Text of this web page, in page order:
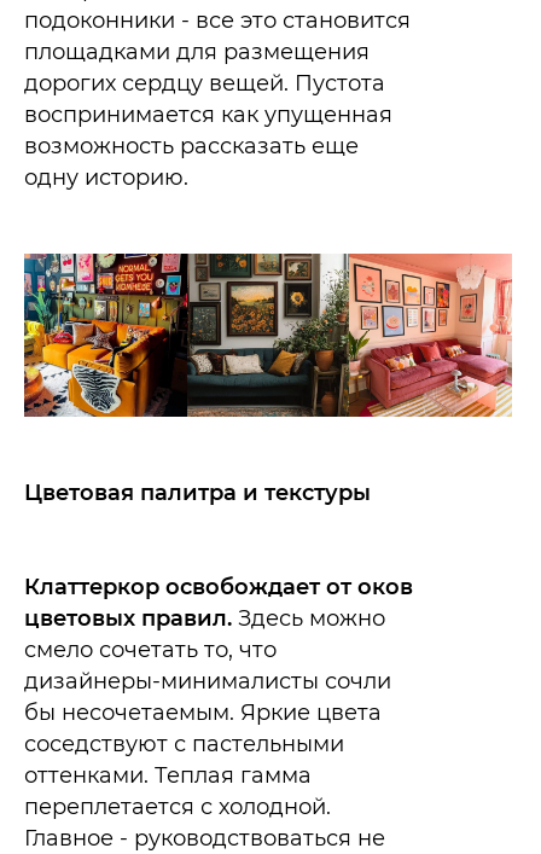
подоконники - все это становится
площадками для размещения
дорогих сердцу вещей. Пустота
воспринимается как упущенная
возможность рассказать еще
одну историю.​
Цветовая палитра и текстуры
Клаттеркор освобождает от оков
цветовых правил. Здесь можно
смело сочетать то, что
дизайнеры-минималисты сочли
бы несочетаемым. Яркие цвета
соседствуют с пастельными
оттенками. Теплая гамма
переплетается с холодной.
Главное - руководствоваться не